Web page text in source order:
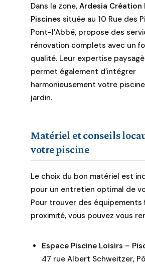
Dans la zone, Ardesia Création
Piscines située au 10 Rue des
Pont-l’Abbé, propose des
rénovation complets avec un
qualité. Leur expertise
permet également d’intégrer
harmonieusement votre
jardin.
Matériel et conseils
votre piscine
Le choix du bon matériel est
pour un entretien optimal de
Pour trouver des équipements
proximité, vous pouvez vous
Espace Piscine Loisirs –
47 rue Albert Schweitzer,